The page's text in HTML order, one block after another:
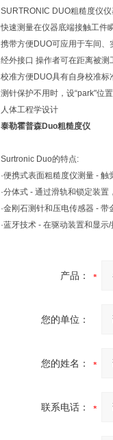
SURTRONIC DUO粗糙度仪仪
快速测量在仪器底端接触工件
携带方便DUO可应用于车间、
经外接口 操作者可在距离被测
校准方便DUO具有自身校准标
测针保护不用时，设“park"位置
人体工程学设计
泰勒霍普森Duo粗糙度仪
Surtronic Duo的特点:
·便携式表面粗糙度仪测量 -
·分体式 - 通过滑轨和锁定装
·金刚石测针和压电传感器 -
·蓝牙技术 - 在驱动装置和显
产品：
您的单位：
您的姓名：
联系电话：